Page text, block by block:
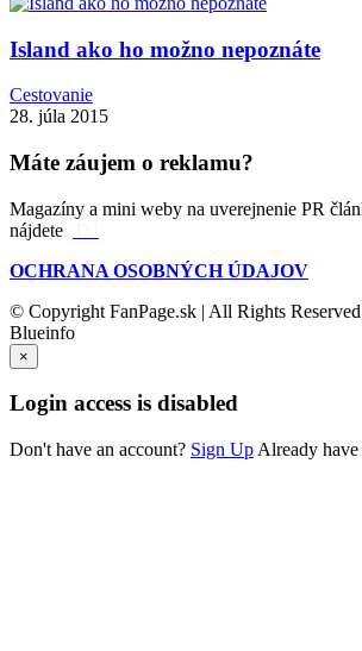
Island ako ho možno nepoznáte
Cestovanie
28. júla 2015
Máte záujem o reklamu?
Magazíny a mini weby na uverejnenie PR
nájdete
OCHRANA OSOBNÝCH ÚDAJOV
© Copyright FanPage.sk | All Rights
Blueinfo
×
Login access is disabled
Don't have an account? Sign Up Already have